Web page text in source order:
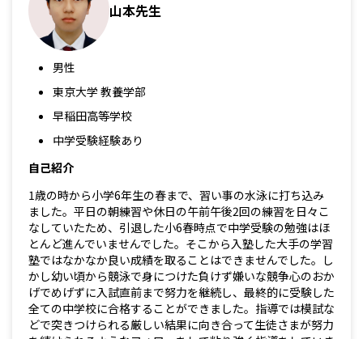
山本先生
男性
東京大学 教養学部
早稲田高等学校
中学受験経験あり
自己紹介
1歳の時から小学6年生の春まで、習い事の水泳に打ち込み
ました。平日の朝練習や休日の午前午後2回の練習を日々こ
なしていたため、引退した小6春時点で中学受験の勉強はほ
とんど進んでいませんでした。そこから入塾した大手の学習
塾ではなかなか良い成績を取ることはできませんでした。し
かし幼い頃から競泳で身につけた負けず嫌いな競争心のおか
げでめげずに入試直前まで努力を継続し、最終的に受験した
全ての中学校に合格することができました。指導では模試な
どで突きつけられる厳しい結果に向き合って生徒さまが努力